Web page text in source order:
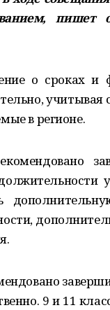
пишет
о сроках
в регионе.
9 и 11